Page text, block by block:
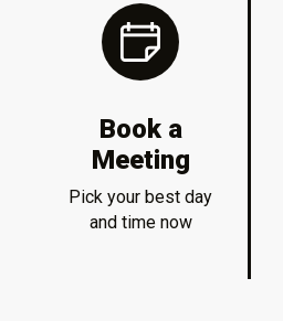
Book a
Meeting
Pick your best day
and time now